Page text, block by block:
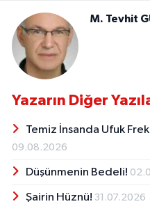
M. Tevhit
Yazarın Diğer
Temiz İnsanda Ufuk
09.08.2026
Düşünmenin Bedeli!
Şairin Hüznü! 31.07.2026